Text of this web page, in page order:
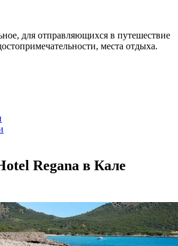
для отправляющихся в путешествие
места отдыха.
Regana в Кале